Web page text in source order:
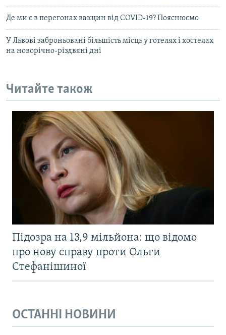
Де ми є в перегонах вакцин від COVID-19? Пояснюємо
У Львові заброньовані більшість місць у готелях і хостелах
на новорічно-різдвяні дні
Читайте також
Підозра на 13,9 мільйона: що відомо
про нову справу проти Ольги
Стефанішиної
ОСТАННІ НОВИНИ